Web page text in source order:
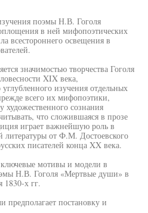
поэмы Н.В. Гоголя
в ней мифопоэтических
всестороннего освещения в
значимостью творчества Гоголя
XIX века,
изучения отдельных
всего их мифопоэтики,
художественного сознания
что сложившаяся в прозе
играет важнейшую роль в
литературы от Ф.М. Достоевского
писателей конца XX века.
мотивы и модели в
Н.В. Гоголя «Мертвые души» в
1830-х гг.
предполагает постановку и